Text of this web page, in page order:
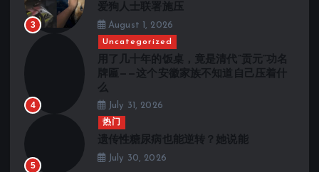
3
爱狗人士联署施压
August 1, 2026
4
Uncategorized
用了几十年的饭桌，竟是清代”贡元”功名
牌匾——这个安徽家族不知道自己压着什
么
July 31, 2026
5
热门
遗传性糖尿病也能逆转？她说能
July 30, 2026